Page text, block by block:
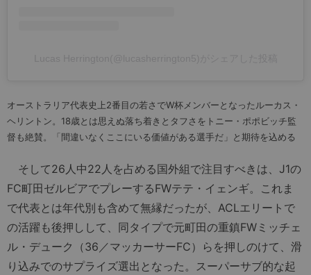
オーストラリア代表史上2番目の若さでW杯メンバーとなったルーカス・
ヘリントン。18歳とは思えぬ落ち着きとタフさをトニー・ポポビッチ監
督も絶賛。「間違いなくここにいる価値がある選手だ」と期待を込める
そして26人中22人を占める国外組で注目すべきは、J1の
FC町田ゼルビアでプレーするFWテテ・イェンギ。これま
で代表とは年代別も含めて無縁だったが、ACLエリートで
の活躍も後押しして、同タイプで元町田の重鎮FWミッチェ
ル・デューク（36／マッカーサーFC）らを押しのけて、滑
り込みでのサプライズ選出となった。スーパーサブ的な起